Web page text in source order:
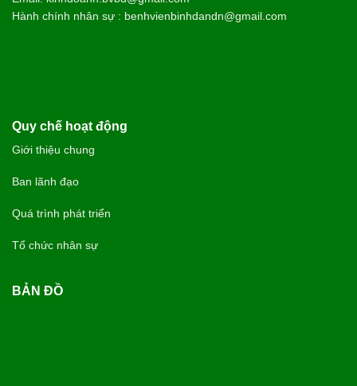
Hành chính nhân sự : benhvienbinhdandn@gmail.com
Quy chế hoạt động
Giới thiệu chung
Ban lãnh đạo
Quá trình phát triển
Tổ chức nhân sự
BẢN ĐỒ